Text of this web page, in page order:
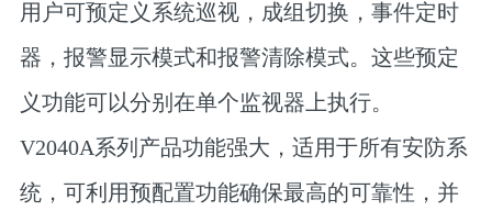
用户可预定义系统巡视，成组切换，事件定时
器，报警显示模式和报警清除模式。这些预定
义功能可以分别在单个监视器上执行。
V2040A系列产品功能强大，适用于所有安防系
统，可利用预配置功能确保最高的可靠性，并